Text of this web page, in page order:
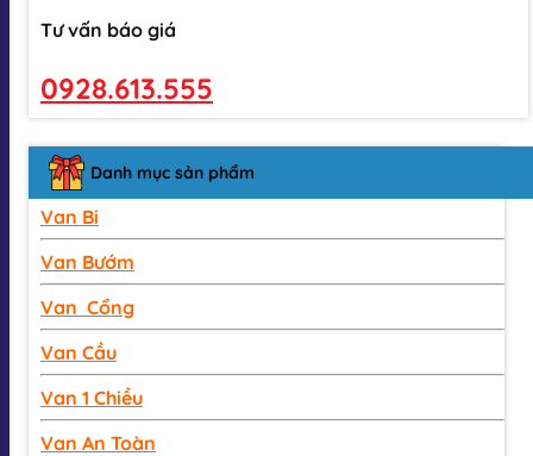
Tư vấn báo giá
0928.613.555
Danh mục sản phẩm
Van Bi
Van Bướm
Van Cổng
Van Cầu
Van 1 Chiều
Van An Toàn